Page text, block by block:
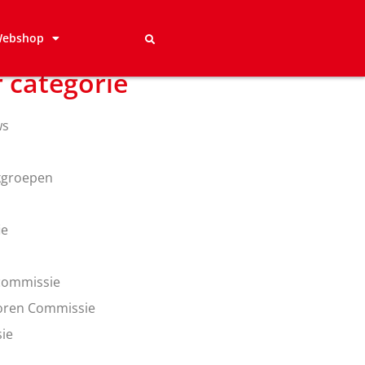
categorie
Commissie